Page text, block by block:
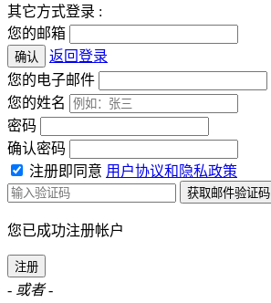
其它方式登录 :
您的邮箱
确认
返回登录
您的电子邮件
您的姓名
密码
确认密码
注册即同意 用户协议和隐私政策
获取邮件验证码
您已成功注册帐户
注册
- 或者 -